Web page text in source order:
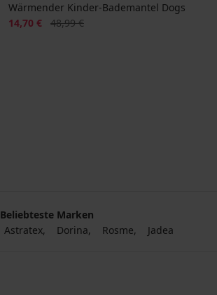
Wärmender Kinder-Bademantel Dogs
Rabatt
14,70 € Alter Preis
48,99 €
Beliebteste Marken
Astratex
Dorina Rosme Jadea